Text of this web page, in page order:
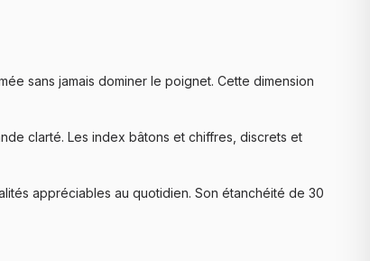
sans jamais dominer le poignet. Cette dimension
clarté. Les index bâtons et chiffres, discrets et
appréciables au quotidien. Son étanchéité de 30